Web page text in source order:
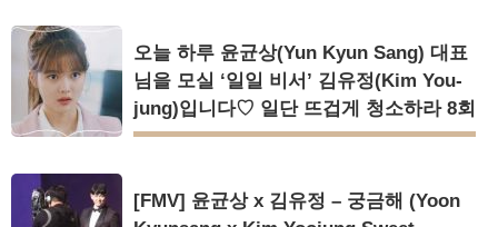
오늘 하루 윤균상(Yun Kyun Sang) 대표
님을 모실 ‘일일 비서’ 김유정(Kim You-
jung)입니다♡ 일단 뜨겁게 청소하라 8회
[FMV] 윤균상 x 김유정 – 궁금해 (Yoon